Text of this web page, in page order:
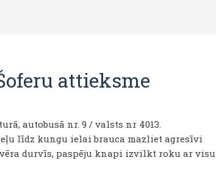
attieksme
autobusā nr. 9 / valsts nr 4013.
līdz kungu ielai brauca mazliet agresīvi
durvīs, paspēju knapi izvilkt roku ar visu